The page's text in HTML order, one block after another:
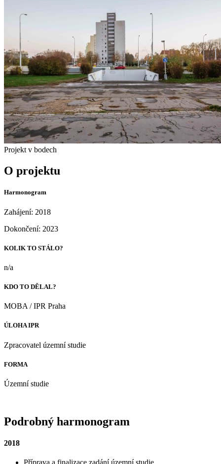
Projekt v bodech
O projektu
Harmonogram
Zahájení: 2018
Dokončení: 2023
KOLIK TO STÁLO?
n/a
KDO TO DĚLAL?
MOBA / IPR Praha
ÚLOHA IPR
Zpracovatel územní studie
FORMA
Územní studie
Podrobný harmonogram
2018